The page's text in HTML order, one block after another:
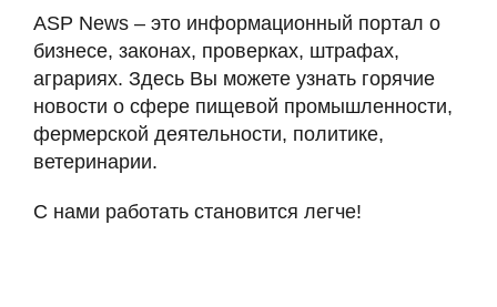
ASP News – это информационный портал о
бизнесе, законах, проверках, штрафах,
аграриях. Здесь Вы можете узнать горячие
новости о сфере пищевой промышленности,
фермерской деятельности, политике,
ветеринарии.
С нами работать становится легче!